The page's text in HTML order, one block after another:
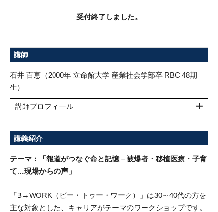
受付終了しました。
講師
講師プロフィール
石井 百恵（2000年 立命館大学 産業社会学部卒 RBC 48期
生）
講義紹介
テーマ：「報道がつなぐ命と記憶－被爆者・移植医療・子育
て…現場からの声」
「B→WORK（ビー・トゥー・ワーク）」は30～40代の方を
主な対象とした、キャリアがテーマのワークショップです。